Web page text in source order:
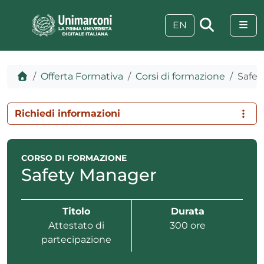
EN
Home
Offerta Formativa Corsi di formazione
CORSO DI FORMAZIONE
Safety Manager
Titolo
Attestato di
partecipazione
Durata
300 ore
Richiedi informazioni